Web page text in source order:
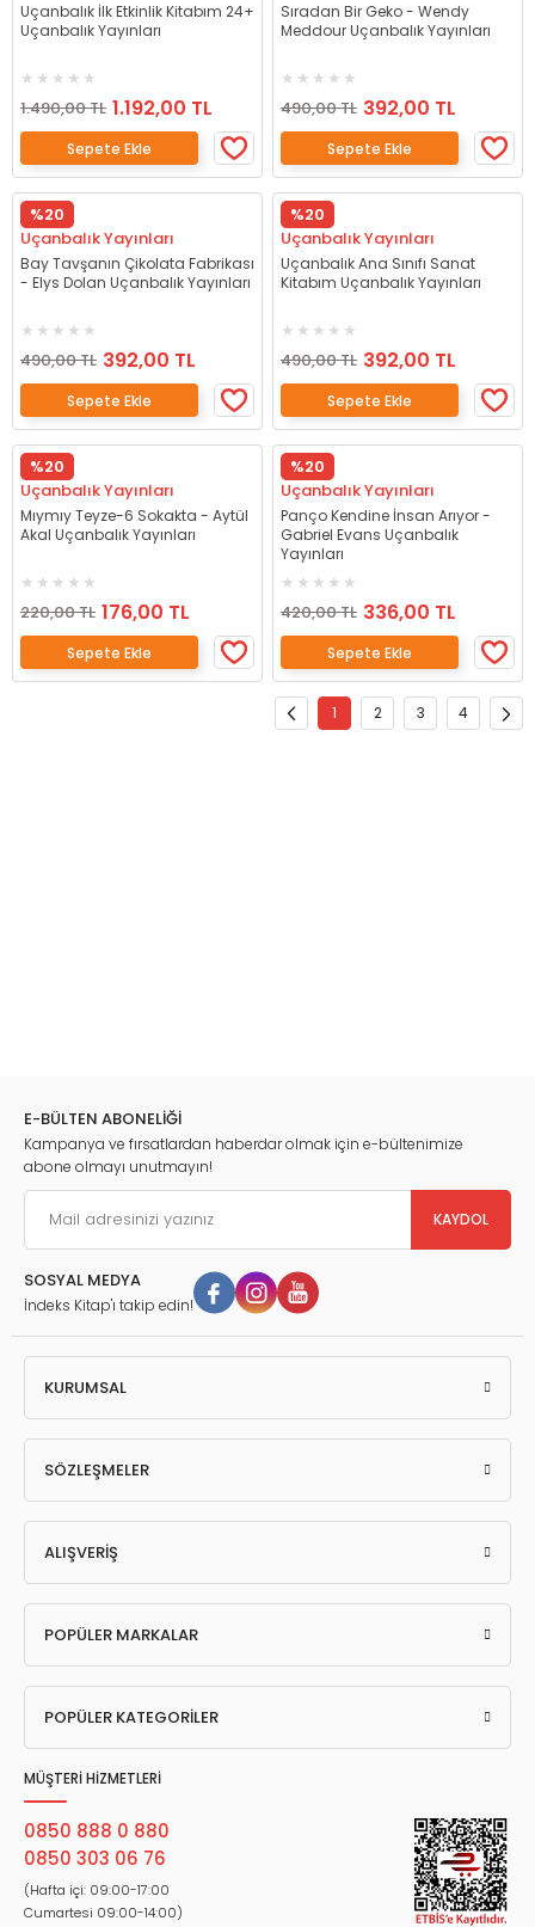
Uçanbalık İlk Etkinlik Kitabım 24+
Uçanbalık Yayınları
1.490,00 TL 1.192,00 TL
Sepete Ekle
Sıradan Bir Geko - Wendy
Meddour Uçanbalık Yayınları
490,00 TL 392,00 TL
Sepete Ekle
%20
Uçanbalık Yayınları
Bay Tavşanın Çikolata Fabrikası
- Elys Dolan Uçanbalık Yayınları
490,00 TL 392,00 TL
Sepete Ekle
%20
Uçanbalık Yayınları
Uçanbalık Ana Sınıfı Sanat
Kitabım Uçanbalık Yayınları
490,00 TL 392,00 TL
Sepete Ekle
%20
Uçanbalık Yayınları
Mıymıy Teyze-6 Sokakta - Aytül
Akal Uçanbalık Yayınları
220,00 TL 176,00 TL
Sepete Ekle
%20
Uçanbalık Yayınları
Panço Kendine İnsan Arıyor -
Gabriel Evans Uçanbalık
Yayınları
420,00 TL 336,00 TL
Sepete Ekle
1 2 3 4
E-BÜLTEN ABONELİĞİ
Kampanya ve fırsatlardan haberdar olmak için e-bültenimize
abone olmayı unutmayın!
KAYDOL
SOSYAL MEDYA
İndeks Kitap'ı takip edin!
KURUMSAL
SÖZLEŞMELER
ALIŞVERİŞ
POPÜLER MARKALAR
POPÜLER KATEGORİLER
MÜŞTERİ HİZMETLERİ
0850 888 0 880
0850 303 06 76
(Hafta içi: 09:00-17:00
Cumartesi 09:00-14:00)